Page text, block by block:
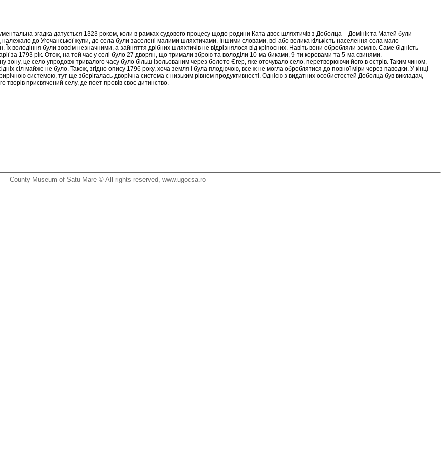
згадка датується 1323 роком, коли в рамках судового процесу щодо родини Ката двоє шляхтичів з Доболца – Домінік та Матей були
належало до Угочанської жупи, де села були заселені малими шляхтичами. Іншими словами, всі або велика кількість населення села мало
Їх володіння були зовсім незначними, а зайняття дрібних шляхтичів не відрізнялося від кріпосних. Навіть вони обробляли землю. Саме бідність
за 1793 рік. Отож, на той час у селі було 27 дворян, що тримали зброю та володіли 10-ма биками, 9-ти коровами та 5-ма свинями.
зону, це село упродовж тривалого часу було більш ізольованим через болото Єгер, яке оточувало село, перетворюючи його в острів. Таким чином,
сіл майже не було. Також, згідно опису 1796 року, хоча земля і була плодючою, все ж не могла оброблятися до повної міри через паводки. У кінці
системою, тут ще зберігалась дворічна система с низьким рівнем продуктивності. Однією з видатних особистостей Доболца був викладач,
присвячений селу, де поет провів своє дитинство.
County Museum of Satu Mare © All rights reserved, www.ugocsa.ro